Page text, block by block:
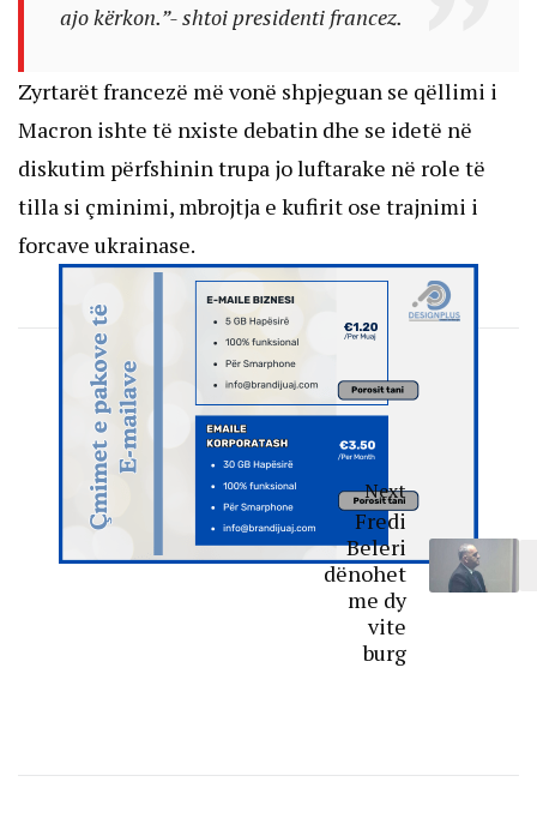
ajo kërkon.”- shtoi presidenti francez.
Zyrtarët francezë më vonë shpjeguan se qëllimi i
Macron ishte të nxiste debatin dhe se idetë në
diskutim përfshinin trupa jo luftarake në role të
tilla si çminimi, mbrojtja e kufirit ose trajnimi i
forcave ukrainase.
Next
Fredi
Beleri
dënohet
me dy
vite
burg